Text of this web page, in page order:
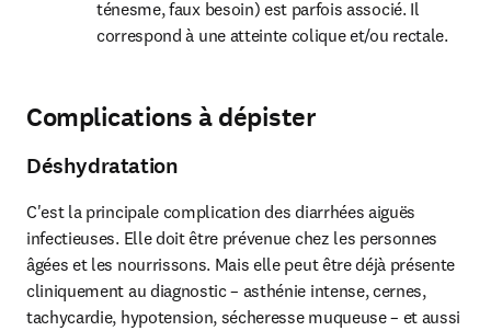
ténesme, faux besoin) est parfois associé. Il
correspond à une atteinte colique et/ou rectale.
Complications à dépister
Déshydratation
C'est la principale complication des diarrhées aiguës
infectieuses. Elle doit être prévenue chez les personnes
âgées et les nourrissons. Mais elle peut être déjà présente
cliniquement au diagnostic – asthénie intense, cernes,
tachycardie, hypotension, sécheresse muqueuse – et aussi